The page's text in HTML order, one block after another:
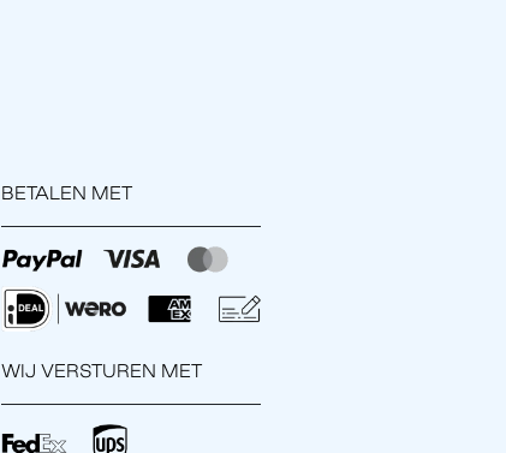
BETALEN MET
WIJ VERSTUREN MET